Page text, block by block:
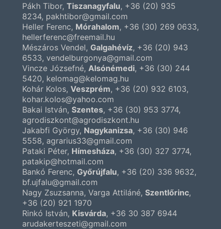
Pákh Tibor, Tiszanagyfalu, +36 (20) 935
8234, pakhtibor@gmail.com
Heller Ferenc, Mórahalom, +36 (30) 269 0633,
hellerferenc@freemail.hu
Mészáros Vendel, Galgahévíz, +36 (20) 943
6533, vendelburgonya@gmail.com
Vincze Józsefné, Alsónémedi, +36 (30) 244
5420, kelomag@kelomag.hu
Kohár Kolos, Veszprém, +36 (20) 932 6103,
kohar.kolos@yahoo.com
Bakai István, Szentes, +36 (30) 953 3774,
agrodiszkont@agrodiszkont.hu
Jakabfi György, Nagykanizsa, +36 (30) 946
5558, agrarius33@gmail.com
Pataki Péter, Hímesháza, +36 (30) 327 3774,
patakip@hotmail.com
Bankó Ferenc, Győrújfalu, +36 (20) 336 9632,
bf.ujfalu@gmail.com
Nagy Zsuzsanna, Varga Attiláné, Szentlőrinc,
+36 (20) 921 1970
Rinkó István, Kisvárda, +36 30 387 6944
arudakerteszeti@gmail.com